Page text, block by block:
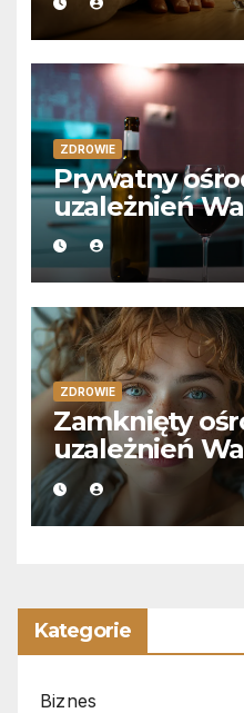
ZDROWIE
Prywatny
uzależnień
ZDROWIE
Zamknięty
uzależnień
Kategorie
Biznes